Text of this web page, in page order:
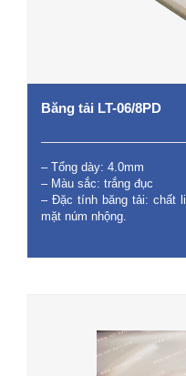
Băng tải LT-06/8PD
– Tổng dày: 4.0mm
– Màu sắc: trắng đục
– Đặc tính băng tải: chất
mặt núm nhộng.